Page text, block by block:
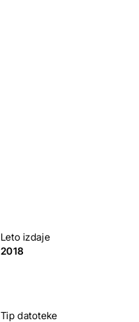
Leto izdaje
2018
Tip datoteke